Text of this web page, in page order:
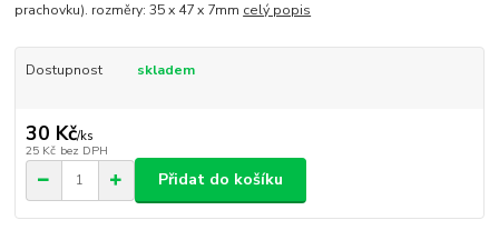
prachovku). rozměry: 35 x 47 x 7mm celý popis
Dostupnost skladem
30 Kč/ks
25 Kč bez DPH
Přidat do košíku